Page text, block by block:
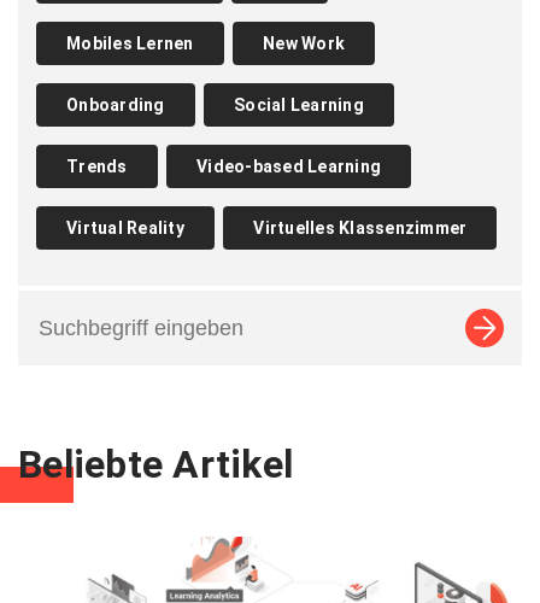
Mobiles Lernen New Work
Onboarding Social Learning
Trends Video-based Learning
Virtual Reality Virtuelles Klassenzimmer
Beliebte Artikel